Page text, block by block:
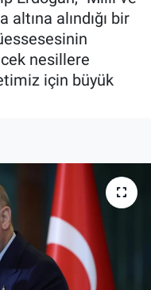
alındığı bir
nesillere
için büyük